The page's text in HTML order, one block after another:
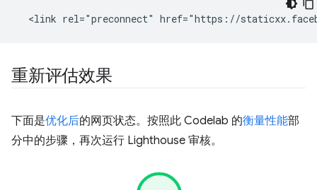
重新评估效果
下面是优化后的网页状态。按照此 Codelab 的衡量性能部
分中的步骤，再次运行 Lighthouse 审核。